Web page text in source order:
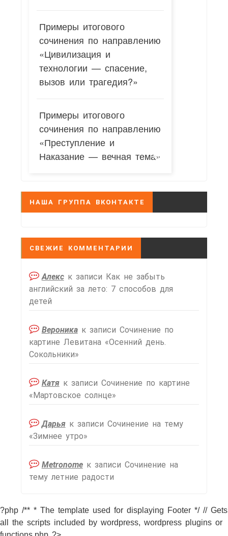
Примеры итогового
сочинения по направлению
«Цивилизация и
технологии — спасение,
вызов или трагедия?»
Примеры итогового
сочинения по направлению
«Преступление и
Наказание — вечная тема»
НАША ГРУППА ВКОНТАКТЕ
СВЕЖИЕ КОММЕНТАРИИ
Алекск записи Как не забыть
английский за лето: 7 способов для
детей
Вероникак записи Сочинение по
картине Левитана «Осенний день.
Сокольники»
Катяк записи Сочинение по картине
«Мартовское солнце»
Дарьяк записи Сочинение на тему
«Зимнее утро»
Metronomeк записи Сочинение на
тему летние радости
?php /** * The template used for displaying Footer */ // Gets
all the scripts included by wordpress, wordpress plugins or